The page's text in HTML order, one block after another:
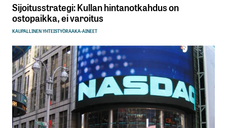
Sijoitusstrategi: Kullan hintanotkahdus on
ostopaikka, ei varoitus
KAUPALLINEN YHTEISTYÖRAAKA-AINEET